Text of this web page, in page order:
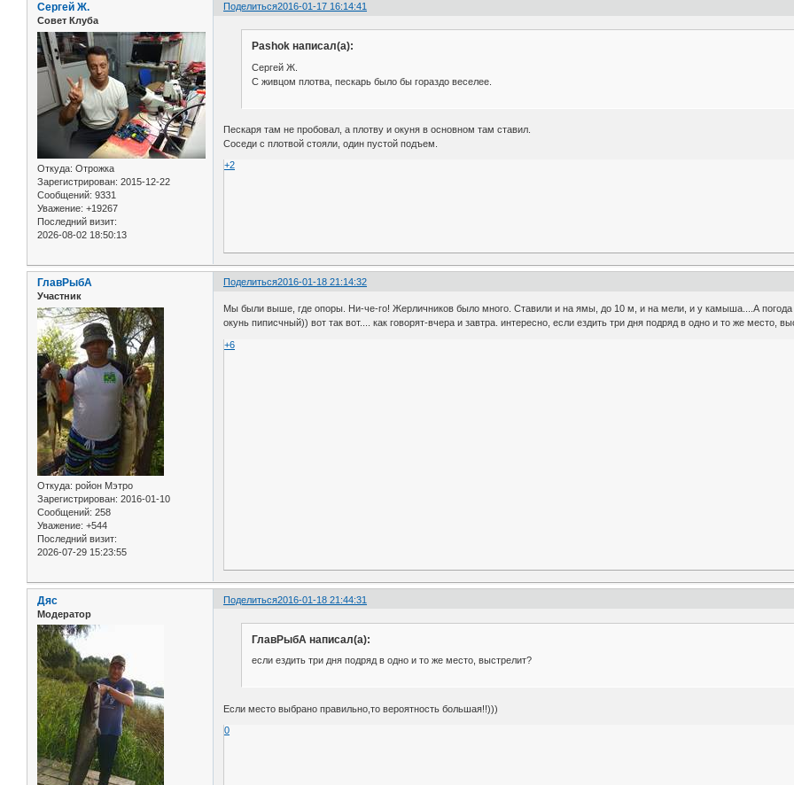
Поделиться2016-01-17 16:14:41
Сергей Ж.
Совет Клуба
Откуда: Отрожка
Зарегистрирован: 2015-12-22
Сообщений: 9331
Уважение: +19267
Последний визит:
2026-08-02 18:50:13
Pashok написал(а):
Сергей Ж.
С живцом плотва, пескарь было бы гораздо веселее.
Пескаря там не пробовал, а плотву и окуня в основном там ставил.
Соседи с плотвой стояли, один пустой подъем.
+2
Поделиться2016-01-18 21:14:32
ГлавРыбА
Участник
Откуда: ройон Мэтро
Зарегистрирован: 2016-01-10
Сообщений: 258
Уважение: +544
Последний визит:
2026-07-29 15:23:55
Мы были выше, где опоры. Ни-че-го! Жерличников было много. Ставили и на ямы, до 10 м, и на мели, и у камыша....А погода
окунь пиписчный)) вот так вот.... как говорят-вчера и завтра. интересно, если ездить три дня подряд в одно и то же место,
+6
Поделиться2016-01-18 21:44:31
Дяс
Модератор
ГлавРыбА написал(а):
если ездить три дня подряд в одно и то же место, выстрелит?
Если место выбрано правильно,то вероятность большая!!)))
0